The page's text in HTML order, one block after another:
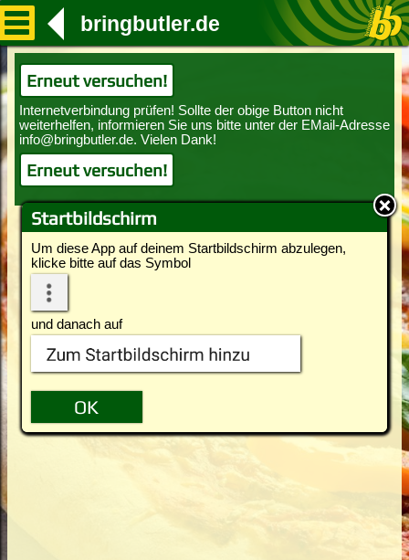
Startbildschirm
Um diese App auf deinem Startbildschirm abzulegen,
klicke bitte auf das Symbol
und danach auf
bringbutler.de
Erneut versuchen!
Erneut versuchen!